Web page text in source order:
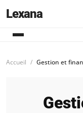
Lexana
Accueil Gestion et